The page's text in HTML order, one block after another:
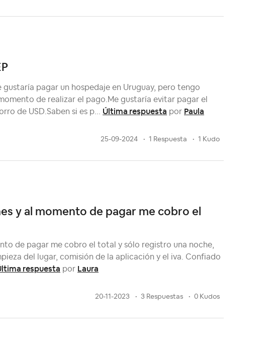
pagar un hospedaje en Uruguay, pero tengo
de realizar el pago.Me gustaría evitar pagar el
de USD.Saben si es p... Última respuesta por Paula
25-09-2024 1 Respuesta 1 Kudo
y al momento de pagar me cobro el
de pagar me cobro el total y sólo registro una noche,
del lugar, comisión de la aplicación y el iva. Confiado
respuesta por Laura
20-11-2023 3 Respuestas 0 Kudos